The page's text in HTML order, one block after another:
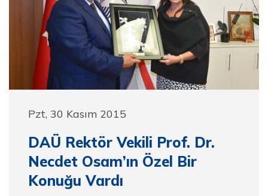
Pzt, 30 Kasım 2015
DAÜ Rektör Vekili Prof. Dr.
Necdet Osam’ın Özel Bir
Konuğu Vardı